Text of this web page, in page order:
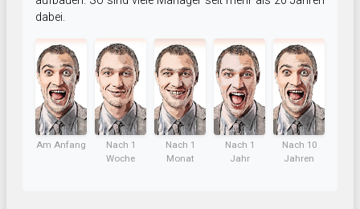
dabei.
Am Anfang
Nach 1
Woche
Nach 1
Monat
Nach 1
Jahr
Nach 10
Jahren